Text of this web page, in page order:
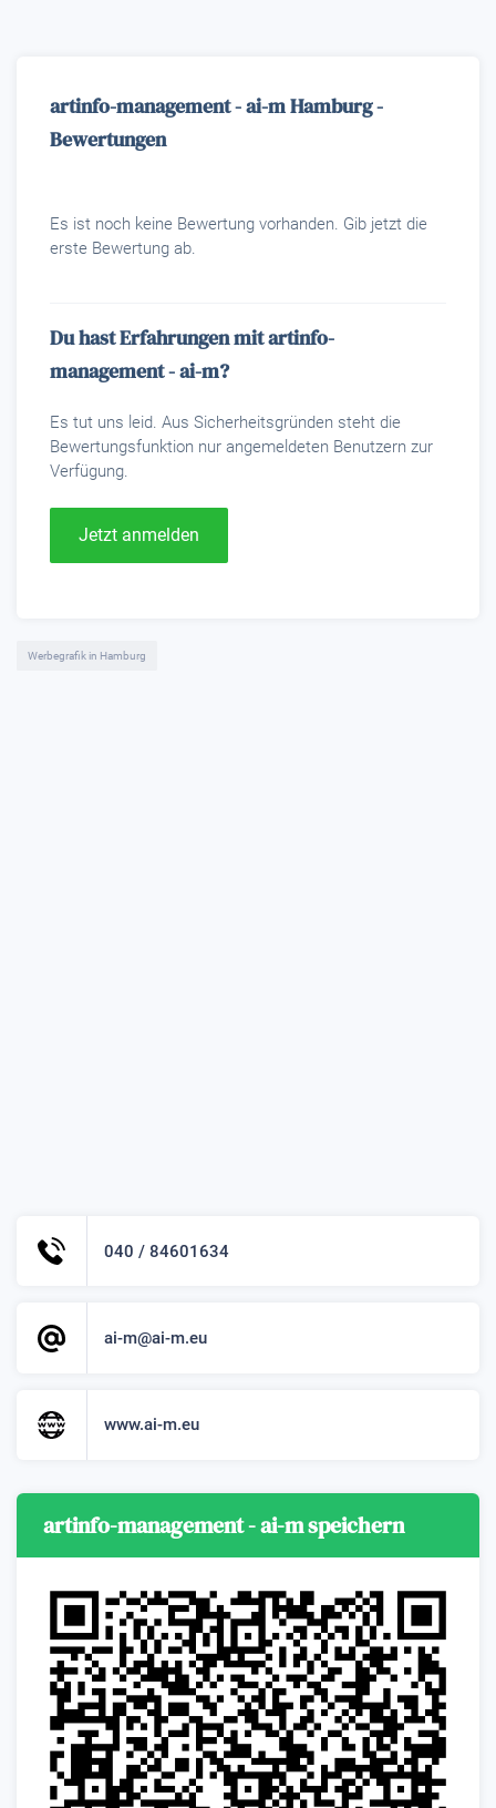
artinfo-management - ai-m Hamburg -
Bewertungen
Es ist noch keine Bewertung vorhanden. Gib jetzt die
erste Bewertung ab.
Du hast Erfahrungen mit artinfo-
management - ai-m?
Es tut uns leid. Aus Sicherheitsgründen steht die
Bewertungsfunktion nur angemeldeten Benutzern zur
Verfügung.
Jetzt anmelden
Werbegrafik in Hamburg
040 / 84601634
ai-m@ai-m.eu
www.ai-m.eu
artinfo-management - ai-m speichern